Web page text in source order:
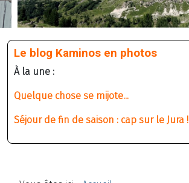
Le blog Kaminos en photos
À la une :
Quelque chose se mijote...
Séjour de fin de saison : cap sur le Jura !